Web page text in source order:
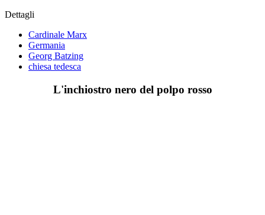
Dettagli
Cardinale Marx
Germania
Georg Batzing
chiesa tedesca
L'inchiostro nero del polpo rosso